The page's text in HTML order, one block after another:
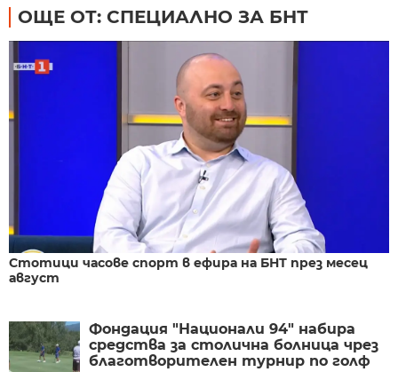
ОЩЕ ОТ: СПЕЦИАЛНО ЗА БНТ
Стотици часове спорт в ефира на БНТ през месец
август
Фондация "Национали 94" набира
средства за столична болница чрез
благотворителен турнир по голф